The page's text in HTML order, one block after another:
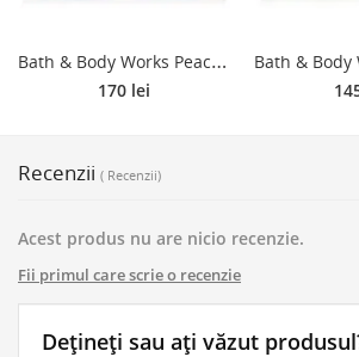
B
ath & Body Works Peach Bellini lumânare parfumată 411 g
170 lei
Recenzii ( Recenzii)
Acest produs nu are nicio recenzie.
Fii primul care scrie o recenzie
Dețineți sau ați văzut